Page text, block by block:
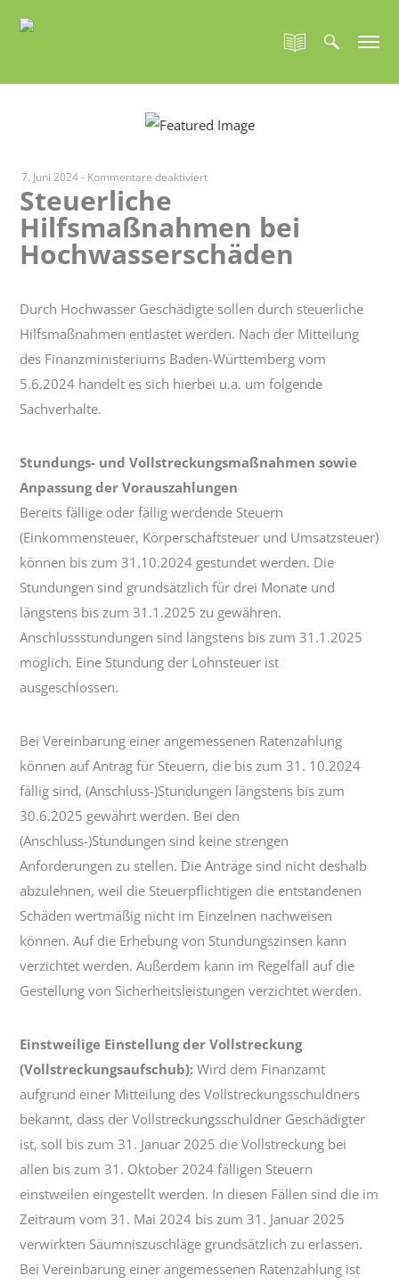
7. Juni 2024- Kommentare deaktiviertfür
Hilfsmaßnahmen
bei
Hochwasserschäden
Steuerliche
Hilfsmaßnahmen bei
Hochwasserschäden
Durch Hochwasser Geschädigte sollen durch steuerliche
Hilfsmaßnahmen entlastet werden. Nach der Mitteilung
des Finanzministeriums Baden-Württemberg vom
5.6.2024 handelt es sich hierbei u.a. um folgende
Sachverhalte.
Stundungs- und Vollstreckungsmaßnahmen sowie
Anpassung der Vorauszahlungen
Bereits fällige oder fällig werdende Steuern
(Einkommensteuer, Körperschaftsteuer und Umsatzsteuer)
können bis zum 31.10.2024 gestundet werden. Die
Stundungen sind grundsätzlich für drei Monate und
längstens bis zum 31.1.2025 zu gewähren.
Anschlussstundungen sind längstens bis zum 31.1.2025
möglich. Eine Stundung der Lohnsteuer ist
ausgeschlossen.
Bei Vereinbarung einer angemessenen Ratenzahlung
können auf Antrag für Steuern, die bis zum 31. 10.2024
fällig sind, (Anschluss-)Stundungen längstens bis zum
30.6.2025 gewährt werden. Bei den
(Anschluss-)Stundungen sind keine strengen
Anforderungen zu stellen. Die Anträge sind nicht deshalb
abzulehnen, weil die Steuerpflichtigen die entstandenen
Schäden wertmäßig nicht im Einzelnen nachweisen
können. Auf die Erhebung von Stundungszinsen kann
verzichtet werden. Außerdem kann im Regelfall auf die
Gestellung von Sicherheitsleistungen verzichtet werden.
Einstweilige Einstellung der Vollstreckung
(Vollstreckungsaufschub): Wird dem Finanzamt
aufgrund einer Mitteilung des Vollstreckungsschuldners
bekannt, dass der Vollstreckungsschuldner Geschädigter
ist, soll bis zum 31. Januar 2025 die Vollstreckung bei
allen bis zum 31. Oktober 2024 fälligen Steuern
einstweilen eingestellt werden. In diesen Fällen sind die im
Zeitraum vom 31. Mai 2024 bis zum 31. Januar 2025
verwirkten Säumniszuschläge grundsätzlich zu erlassen.
Bei Vereinbarung einer angemessenen Ratenzahlung ist